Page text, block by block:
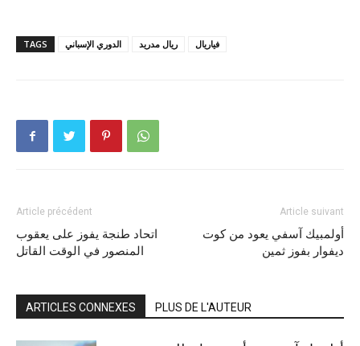
TAGS الدوري الإسباني ريال مدريد فياريال
Article précédent
اتحاد طنجة يفوز على يعقوب
المنصور في الوقت القاتل
Article suivant
أولمبيك آسفي يعود من كوت
ديفوار بفوز ثمين
ARTICLES CONNEXES PLUS DE L'AUTEUR